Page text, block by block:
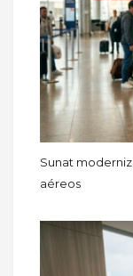
Sunat
aéreos